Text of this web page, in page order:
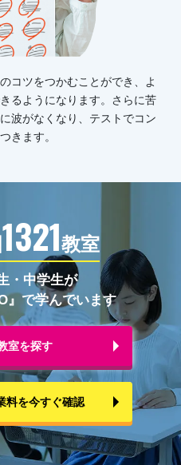
コツをつかむことができ、よ
るようになります。さらに苦
波がなくなり、テストでコン
きます。
1321教室
・中学生が
』で学んでいます
室を探す
料を今すぐ確認